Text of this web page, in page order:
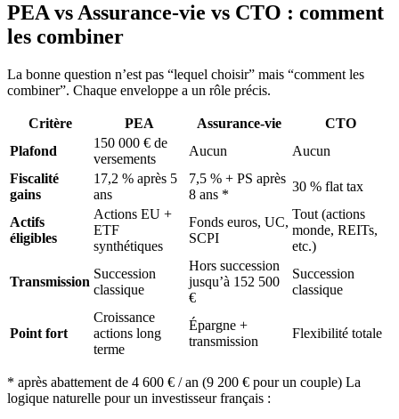
PEA vs Assurance-vie vs CTO : comment
les combiner
La bonne question n’est pas “lequel choisir” mais “comment les
combiner”. Chaque enveloppe a un rôle précis.
Critère PEA Assurance-vie
CTO
Plafond
150 000 € de
versements
Aucun
Aucun
Fiscalité
gains
17,2 % après 5
ans
7,5 % + PS après
8 ans *
30 % flat tax
Actifs
éligibles
Actions EU +
ETF
synthétiques
Fonds euros, UC,
SCPI
Tout (actions
monde, REITs,
etc.)
Transmission
Succession
classique
Hors succession
jusqu’à 152 500
€
Succession
classique
Point fort
Croissance
actions long
terme
Épargne +
transmission
Flexibilité totale
* après abattement de 4 600 € / an (9 200 € pour un couple) La
logique naturelle pour un investisseur français :